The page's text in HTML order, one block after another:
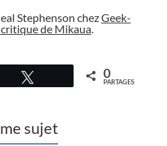
Stephenson chezGeek-
critique de Mikaua.
0
PARTAGES
sujet